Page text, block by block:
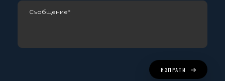
ИЗПРАТИ